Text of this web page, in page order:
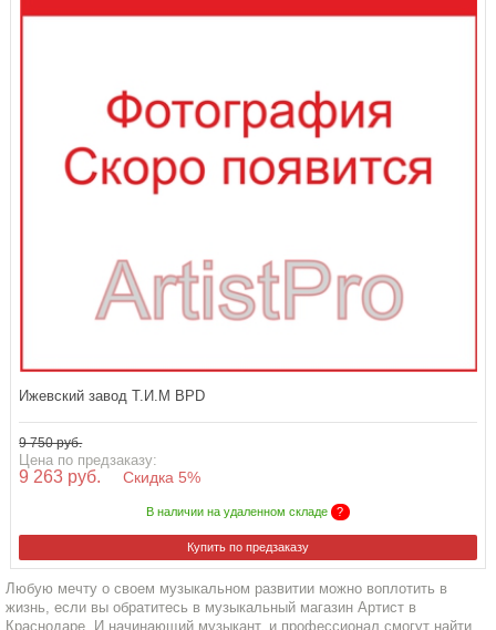
Ижевский завод Т.И.М BPD
9 750 руб.
Цена по предзаказу:
9 263 руб. Скидка 5%
В наличии на удаленном складе ?
Купить по предзаказу
Любую мечту о своем музыкальном развитии можно воплотить в
жизнь, если вы обратитесь в музыкальный магазин Артист в
Краснодаре. И начинающий музыкант, и профессионал смогут найти